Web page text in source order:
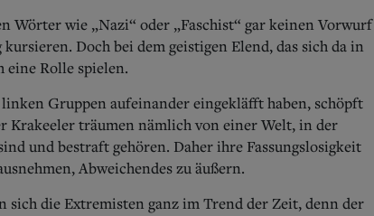
Wörter wie „Nazi“ oder „Faschist“ gar keinen Vorwurf
Doch bei dem geistigen Elend, das sich da in
eine Rolle spielen.
Gruppen aufeinander eingekläfft haben, schöpft
Krakeeler träumen nämlich von einer Welt, in der
und bestraft gehören. Daher ihre Fassungslosigkeit
Abweichendes zu äußern.
sich die Extremisten ganz im Trend der Zeit, denn der